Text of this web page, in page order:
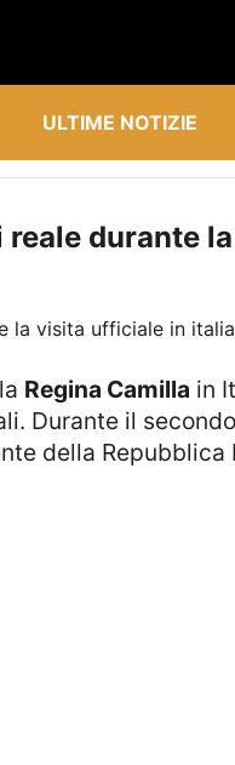
ULTIME NOTIZIE
durante
Regina Camilla in
Durante il
della Repubblica